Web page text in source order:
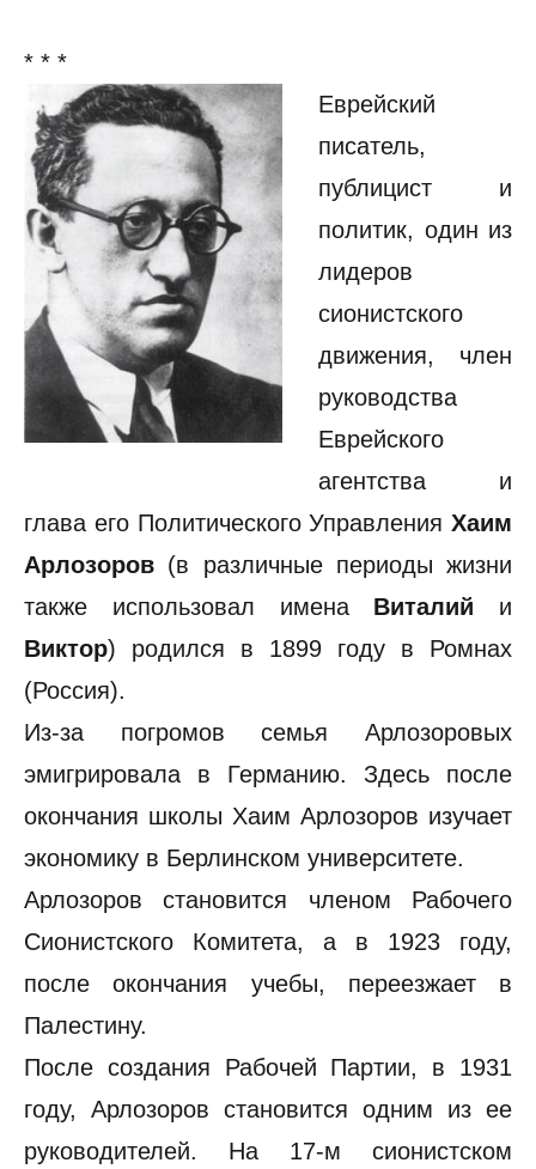
* * *
Еврейский
писатель,
публицист и
политик, один из
лидеров
сионистского
движения, член
руководства
Еврейского
агентства и
глава его Политического Управления Хаим
Арлозоров (в различные периоды жизни
также использовал имена Виталий и
Виктор) родился в 1899 году в Ромнах
(Россия).
Из-за погромов семья Арлозоровых
эмигрировала в Германию. Здесь после
окончания школы Хаим Арлозоров изучает
экономику в Берлинском университете.
Арлозоров становится членом Рабочего
Сионистского Комитета, а в 1923 году,
после окончания учебы, переезжает в
Палестину.
После создания Рабочей Партии, в 1931
году, Арлозоров становится одним из ее
руководителей. На 17-м сионистском